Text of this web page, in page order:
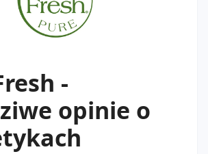
-
opinie o